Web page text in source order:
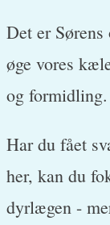
Det er
øge vores
og formidling.
Har du fået
her, kan du
dyrlægen -